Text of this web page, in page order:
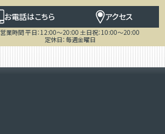
お電話はこちら アクセス
営業時間 平日：12:00～20:00 土日祝：10:00～20:00
定休日：毎週金曜日